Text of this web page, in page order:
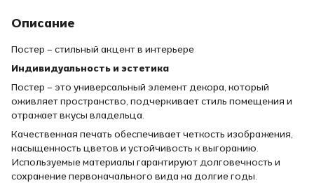
Описание
Постер – стильный акцент в интерьере
Индивидуальность и эстетика
Постер – это универсальный элемент декора, который
оживляет пространство, подчеркивает стиль помещения и
отражает вкусы владельца.
Качественная печать обеспечивает четкость изображения,
насыщенность цветов и устойчивость к выгоранию.
Используемые материалы гарантируют долговечность и
сохранение первоначального вида на долгие годы.